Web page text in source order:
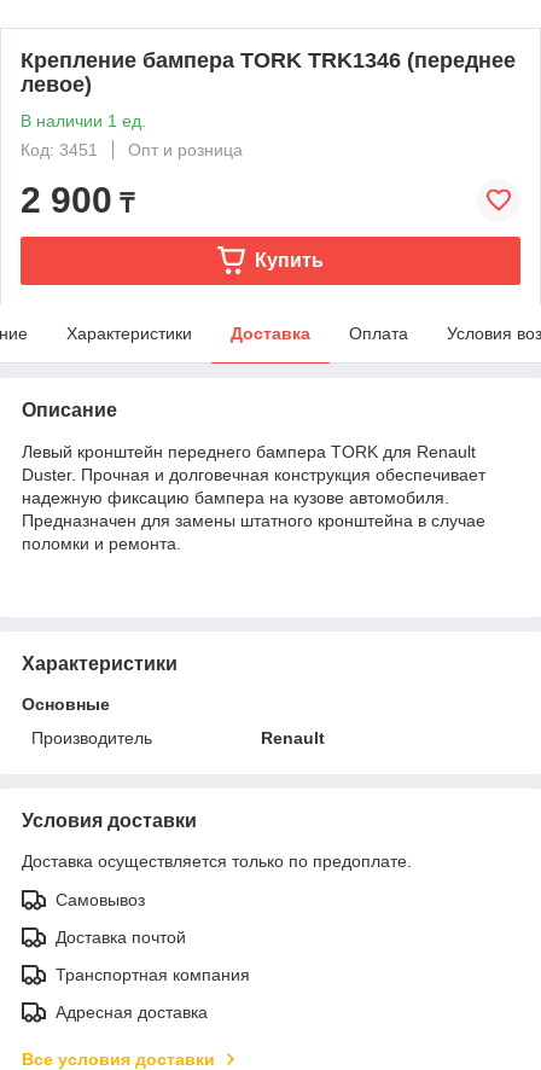
Крепление бампера TORK TRK1346 (переднее
левое)
В наличии 1 ед.
Код: 3451
Опт и розница
2 900 ₸
Купить
Характеристики Доставка Оплата Условия
Описание
Левый кронштейн переднего бампера TORK для Renault
Duster. Прочная и долговечная конструкция обеспечивает
надежную фиксацию бампера на кузове автомобиля.
Предназначен для замены штатного кронштейна в случае
поломки и ремонта.
Характеристики
Основные
Производитель
Renault
Условия доставки
Доставка осуществляется только по предоплате.
Самовывоз
Доставка почтой
Транспортная компания
Адресная доставка
Все условия доставки